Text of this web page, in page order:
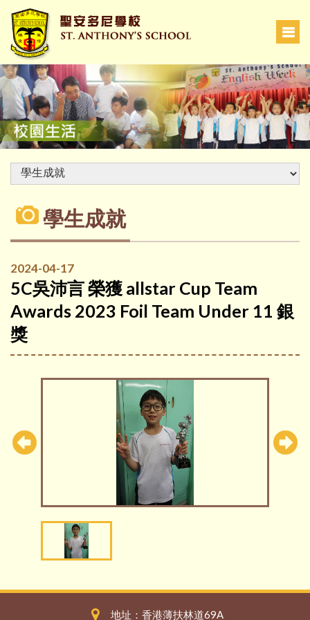
學生成就
2024-04-17
5C吳沛言 榮獲 allstar Cup Team
Awards 2023 Foil Team Under 11 銀
獎
地址：香港薄扶林道69A